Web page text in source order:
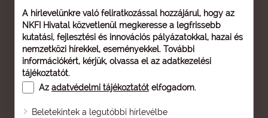
A hírlevelünkre való feliratkozással hozzájárul, hogy az
NKFI Hivatal közvetlenül megkeresse a legfrissebb
kutatási, fejlesztési és innovációs pályázatokkal, hazai és
nemzetközi hírekkel, eseményekkel. További
információkért, kérjük, olvassa el az adatkezelési
tájékoztatót.
Az adatvédelmi tájékoztatót elfogadom.
Beletekintek a legutóbbi hírlevélbe